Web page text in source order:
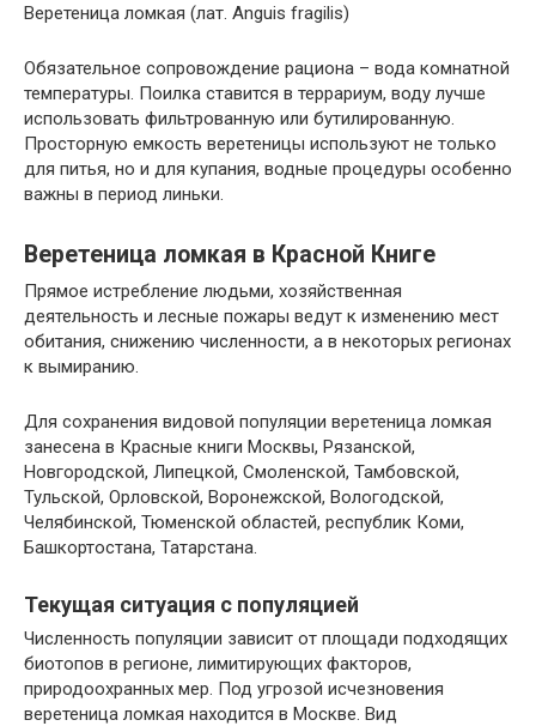
Веретеница ломкая (лат. Anguis fragilis)
Обязательное сопровождение рациона – вода комнатной
температуры. Поилка ставится в террариум, воду лучше
использовать фильтрованную или бутилированную.
Просторную емкость веретеницы используют не только
для питья, но и для купания, водные процедуры особенно
важны в период линьки.
Веретеница ломкая в Красной Книге
Прямое истребление людьми, хозяйственная
деятельность и лесные пожары ведут к изменению мест
обитания, снижению численности, а в некоторых регионах
к вымиранию.
Для сохранения видовой популяции веретеница ломкая
занесена в Красные книги Москвы, Рязанской,
Новгородской, Липецкой, Смоленской, Тамбовской,
Тульской, Орловской, Воронежской, Вологодской,
Челябинской, Тюменской областей, республик Коми,
Башкортостана, Татарстана.
Текущая ситуация с популяцией
Численность популяции зависит от площади подходящих
биотопов в регионе, лимитирующих факторов,
природоохранных мер. Под угрозой исчезновения
веретеница ломкая находится в Москве. Вид